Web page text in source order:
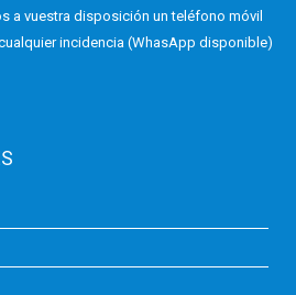
a vuestra disposición un teléfono móvil
incidencia (WhasApp disponible)